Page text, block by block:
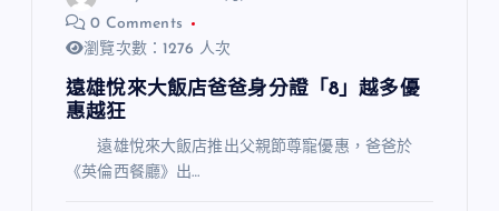
0 Comments
瀏覽次數：1276 人次
遠雄悅來大飯店爸爸身分證「8」越多優
惠越狂
遠雄悅來大飯店推出父親節尊寵優惠，爸爸於
《英倫西餐廳》出…